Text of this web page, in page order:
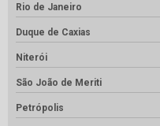
Rio de Janeiro
Duque de Caxias
Niterói
São João de Meriti
Petrópolis